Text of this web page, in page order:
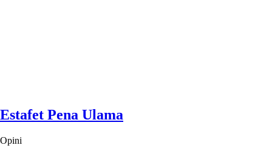
Estafet Pena Ulama
Opini